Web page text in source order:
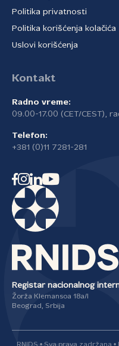
Politika privatnosti
Politika korišćenja kolačića
Uslovi korišćenja
Kontakt
Radno vreme:
09.00-17.00 (CET/CEST),
Telefon:
+381 (0)11 7281-281
Registar nacionalnog
Žorža Klemansoa 18a/I
Beograd, Srbija